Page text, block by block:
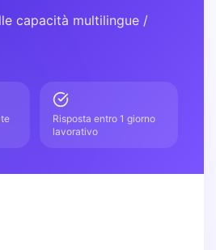
capacità multilingue /
Risposta entro 1 giorno
lavorativo